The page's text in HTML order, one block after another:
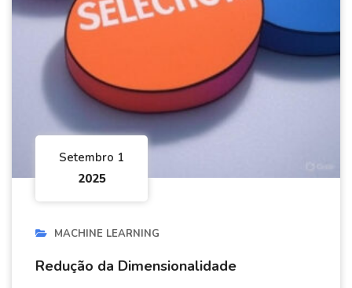
Setembro 1
2025
MACHINE LEARNING
Redução da Dimensionalidade